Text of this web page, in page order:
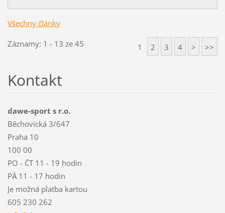
Všechny články
Záznamy: 1 - 13 ze 45 1 2 3 4 > >>
Kontakt
dawe-sport s r.o.
Běchovická 3/647
Praha 10
100 00
PO - ČT 11 - 19 hodin
PÁ 11 - 17 hodin
Je možná platba kartou
605 230 262